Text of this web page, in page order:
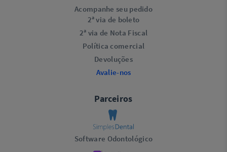
Acompanhe seu pedido
2ª via de boleto
2ª via de Nota Fiscal
Política comercial
Devoluções
Avalie-nos
Parceiros
Software Odontológico